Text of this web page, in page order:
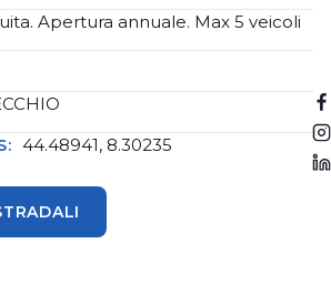
Apertura annuale. Max 5 veicoli
44.48941, 8.30235